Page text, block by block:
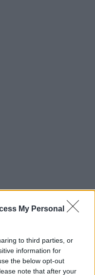
My Personal
to third parties, or
information for
the below opt-out
note that after your